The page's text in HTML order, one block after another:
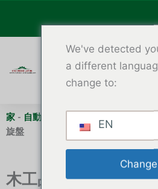
を
家 - 自動CNC木工旋盤
旋盤
木工品製作に最適な
We've detected
a different
change to:
EN